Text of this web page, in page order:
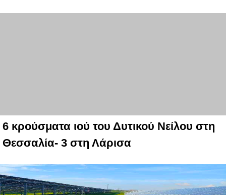
6 κρούσματα ιού του Δυτικού Νείλου στη
Θεσσαλία- 3 στη Λάρισα